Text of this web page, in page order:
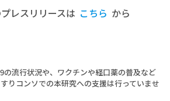
レスリリースは こちら から
の流行状況や、ワクチンや経口薬の普及など
りコンソでの本研究への支援は行っていませ